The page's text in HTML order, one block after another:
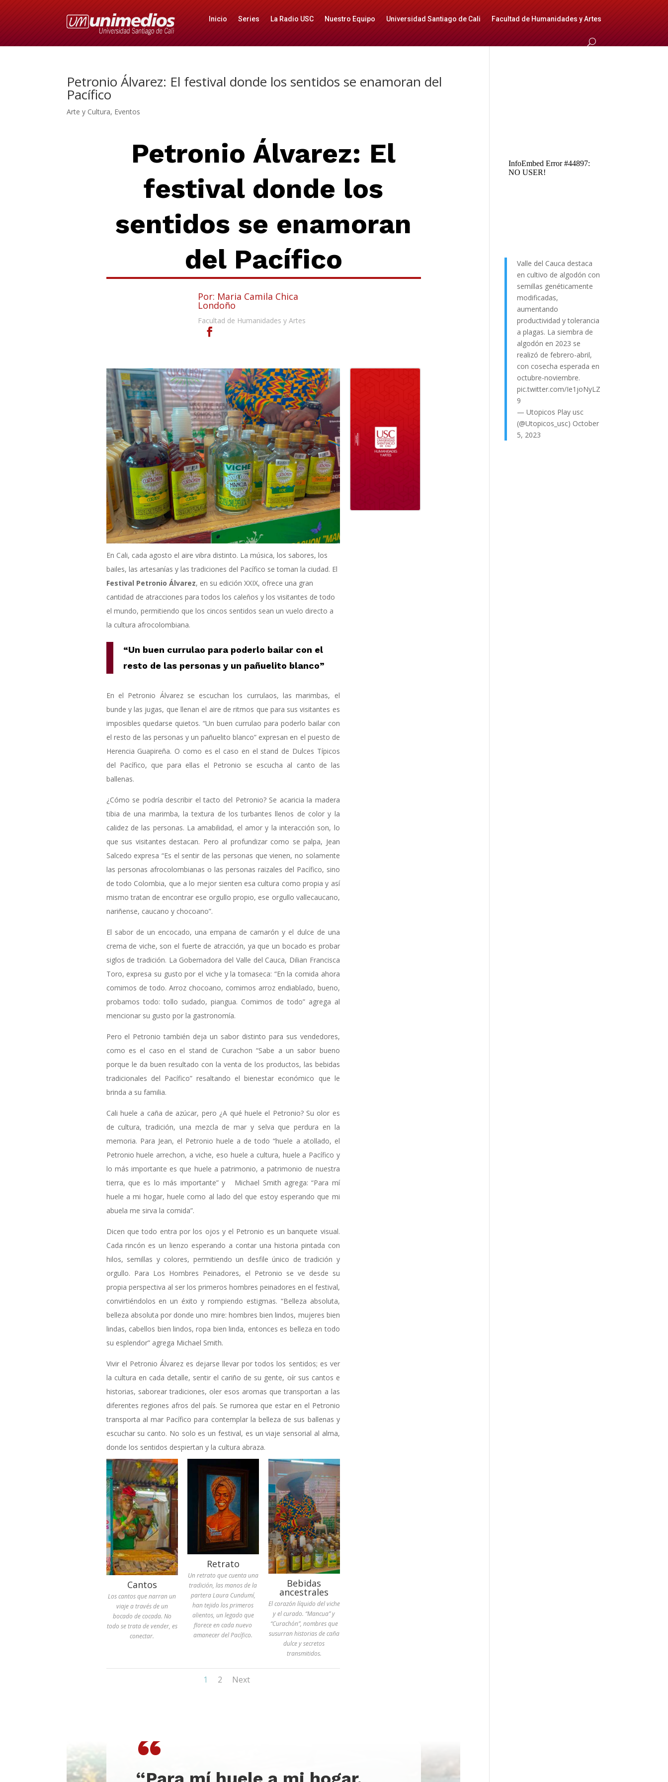
Inicio Series La Radio USC Nuestro Equipo Universidad Santiago de Cali Facultad de Humanidades y Artes
Petronio Álvarez: El festival donde los sentidos se enamoran del
Pacífico
Arte y Cultura, Eventos
Petronio Álvarez: El
festival donde los
sentidos se enamoran
del Pacífico
Por: Maria Camila Chica
Londoño
Facultad de Humanidades y Artes
En Cali, cada agosto el aire vibra distinto. La música, los sabores, los
bailes, las artesanías y las tradiciones del Pacífico se toman la ciudad. El
Festival Petronio Álvarez, en su edición XXIX, ofrece una gran
cantidad de atracciones para todos los caleños y los visitantes de todo
el mundo, permitiendo que los cincos sentidos sean un vuelo directo a
la cultura afrocolombiana.
“Un buen currulao para poderlo bailar con el
resto de las personas y un pañuelito blanco”
En el Petronio Álvarez se escuchan los currulaos, las marimbas, el
bunde y las jugas, que llenan el aire de ritmos que para sus visitantes es
imposibles quedarse quietos. “Un buen currulao para poderlo bailar con
el resto de las personas y un pañuelito blanco” expresan en el puesto de
Herencia Guapireña. O como es el caso en el stand de Dulces Típicos
del Pacífico, que para ellas el Petronio se escucha al canto de las
ballenas.
¿Cómo se podría describir el tacto del Petronio? Se acaricia la madera
tibia de una marimba, la textura de los turbantes llenos de color y la
calidez de las personas. La amabilidad, el amor y la interacción son, lo
que sus visitantes destacan. Pero al profundizar como se palpa, Jean
Salcedo expresa “Es el sentir de las personas que vienen, no solamente
las personas afrocolombianas o las personas raizales del Pacífico, sino
de todo Colombia, que a lo mejor sienten esa cultura como propia y así
mismo tratan de encontrar ese orgullo propio, ese orgullo vallecaucano,
nariñense, caucano y chocoano”.
El sabor de un encocado, una empana de camarón y el dulce de una
crema de viche, son el fuerte de atracción, ya que un bocado es probar
siglos de tradición. La Gobernadora del Valle del Cauca, Dilian Francisca
Toro, expresa su gusto por el viche y la tomaseca: “En la comida ahora
comimos de todo. Arroz chocoano, comimos arroz endiablado, bueno,
probamos todo: tollo sudado, piangua. Comimos de todo” agrega al
mencionar su gusto por la gastronomía.
Pero el Petronio también deja un sabor distinto para sus vendedores,
como es el caso en el stand de Curachon “Sabe a un sabor bueno
porque le da buen resultado con la venta de los productos, las bebidas
tradicionales del Pacífico” resaltando el bienestar económico que le
brinda a su familia.
Cali huele a caña de azúcar, pero ¿A qué huele el Petronio? Su olor es
de cultura, tradición, una mezcla de mar y selva que perdura en la
memoria. Para Jean, el Petronio huele a de todo “huele a atollado, el
Petronio huele arrechon, a viche, eso huele a cultura, huele a Pacífico y
lo más importante es que huele a patrimonio, a patrimonio de nuestra
tierra, que es lo más importante” y Michael Smith agrega: “Para mí
huele a mi hogar, huele como al lado del que estoy esperando que mi
abuela me sirva la comida”.
Dicen que todo entra por los ojos y el Petronio es un banquete visual.
Cada rincón es un lienzo esperando a contar una historia pintada con
hilos, semillas y colores, permitiendo un desfile único de tradición y
orgullo. Para Los Hombres Peinadores, el Petronio se ve desde su
propia perspectiva al ser los primeros hombres peinadores en el festival,
convirtiéndolos en un éxito y rompiendo estigmas. “Belleza absoluta,
belleza absoluta por donde uno mire: hombres bien lindos, mujeres bien
lindas, cabellos bien lindos, ropa bien linda, entonces es belleza en todo
su esplendor” agrega Michael Smith.
Vivir el Petronio Álvarez es dejarse llevar por todos los sentidos; es ver
la cultura en cada detalle, sentir el cariño de su gente, oír sus cantos e
historias, saborear tradiciones, oler esos aromas que transportan a las
diferentes regiones afros del país. Se rumorea que estar en el Petronio
transporta al mar Pacífico para contemplar la belleza de sus ballenas y
escuchar su canto. No solo es un festival, es un viaje sensorial al alma,
donde los sentidos despiertan y la cultura abraza.
Cantos
Los cantos que narran un
viaje a través de un
bocado de cocada. No
todo se trata de vender, es
conectar.
Retrato
Un retrato que cuenta una
tradición, las manos de la
partera Laura Cundumí,
han tejido los primeros
alientos, un legado que
florece en cada nuevo
amanecer del Pacífico.
Bebidas
ancestrales
El corazón líquido del viche
y el curado. “Mancua” y
“Curachón”, nombres que
susurran historias de caña
dulce y secretos
transmitidos.
1 2 Next
“
Valle del Cauca destaca
en cultivo de algodón con
semillas genéticamente
modificadas,
aumentando
productividad y tolerancia
a plagas. La siembra de
algodón en 2023 se
realizó de febrero-abril,
con cosecha esperada en
octubre-noviembre.
pic.twitter.com/Ie1joNyLZ
9
— Utopicos Play usc
(@Utopicos_usc) October
5, 2023